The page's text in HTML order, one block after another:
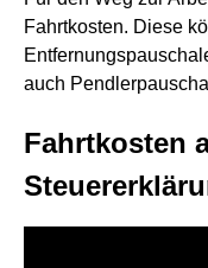
Fahrtkosten. Diese
auch
Fahrtkosten